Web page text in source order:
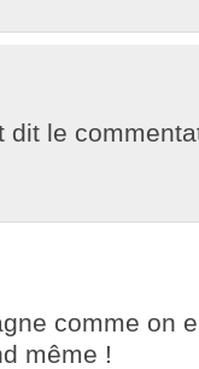
le
comme on
même !